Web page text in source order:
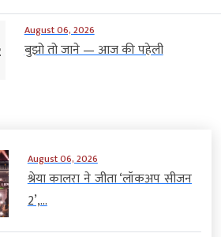
August 06, 2026
बुझो तो जाने — आज की पहेली
August 06, 2026
श्रेया कालरा ने जीता ‘लॉकअप सीजन
2’,...